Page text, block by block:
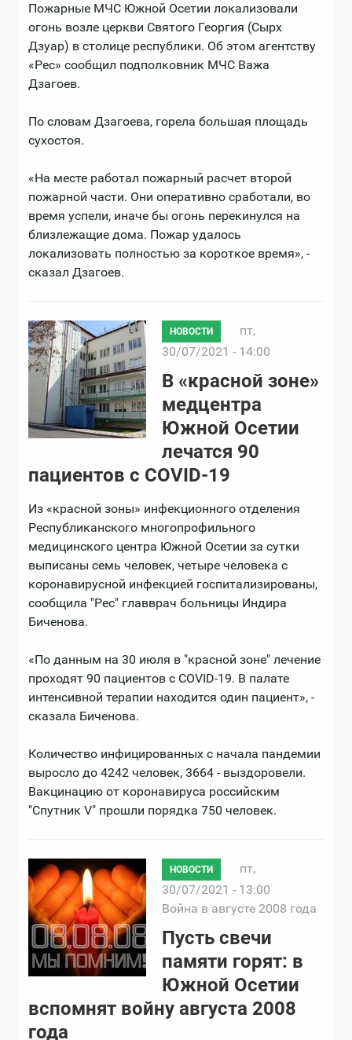
Пожарные МЧС Южной Осетии локализовали
огонь возле церкви Святого Георгия (Сырх
Дзуар) в столице республики. Об этом агентству
«Рес» сообщил подполковник МЧС Важа
Дзагоев.
По словам Дзагоева, горела большая площадь
сухостоя.
«На месте работал пожарный расчет второй
пожарной части. Они оперативно сработали, во
время успели, иначе бы огонь перекинулся на
близлежащие дома. Пожар удалось
локализовать полностью за короткое время», -
сказал Дзагоев.
НОВОСТИ
пт,
30/07/2021 - 14:00
В «красной зоне»
медцентра
Южной Осетии
лечатся 90
пациентов с COVID-19
Из «красной зоны» инфекционного отделения
Республиканского многопрофильного
медицинского центра Южной Осетии за сутки
выписаны семь человек, четыре человека с
коронавирусной инфекцией госпитализированы,
сообщила "Рес" главврач больницы Индира
Биченова.
«По данным на 30 июля в "красной зоне" лечение
проходят 90 пациентов с COVID-19. В палате
интенсивной терапии находится один пациент», -
сказала Биченова.
Количество инфицированных с начала пандемии
выросло до 4242 человек, 3664 - выздоровели.
Вакцинацию от коронавируса российским
"Спутник V" прошли порядка 750 человек.
НОВОСТИ
пт,
30/07/2021 - 13:00
Война в августе 2008 года
Пусть свечи
памяти горят: в
Южной Осетии
вспомнят войну августа 2008
года